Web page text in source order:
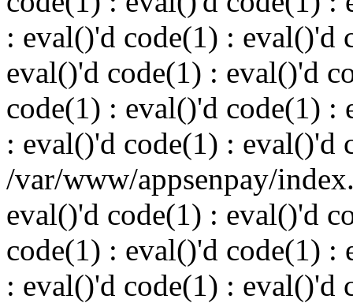
: eval()'d code(1) : eval()'d
eval()'d code(1) : eval()'d
code(1) : eval()'d code(1) :
: eval()'d code(1) : eval()'d
/var/www/appsenpay/
eval()'d code(1) : eval()'d
code(1) : eval()'d code(1) :
: eval()'d code(1) : eval()'d